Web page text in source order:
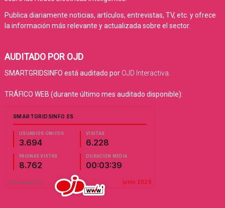
Publica diariamente noticias, artículos, entrevistas, TV, etc. y ofrece
la información más relevante y actualizada sobre el sector.
AUDITADO POR OJD
SMARTGRIDSINFO está auditado por OJD Interactiva.
TRÁFICO WEB (durante último mes auditado disponible):